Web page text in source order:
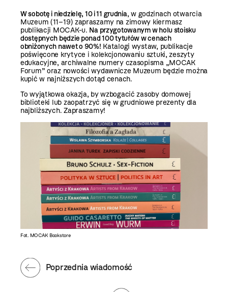
W sobotę i niedzielę, 10 i 11 grudnia, w godzinach otwarcia
Muzeum (11–19) zapraszamy na zimowy kiermasz
publikacji MOCAK-u. Na przygotowanym w holu stoisku
dostępnych będzie ponad 100 tytułów w cenach
obniżonych nawet o 90%! Katalogi wystaw, publikacje
poświęcone krytyce i kolekcjonowaniu sztuki, zeszyty
edukacyjne, archiwalne numery czasopisma „MOCAK
Forum” oraz nowości wydawnicze Muzeum będzie można
kupić w najniższych dotąd cenach.
To wyjątkowa okazja, by wzbogacić zasoby domowej
biblioteki lub zaopatrzyć się w grudniowe prezenty dla
najbliższych. Zapraszamy!
Fot. MOCAK Bookstore
Poprzednia wiadomość